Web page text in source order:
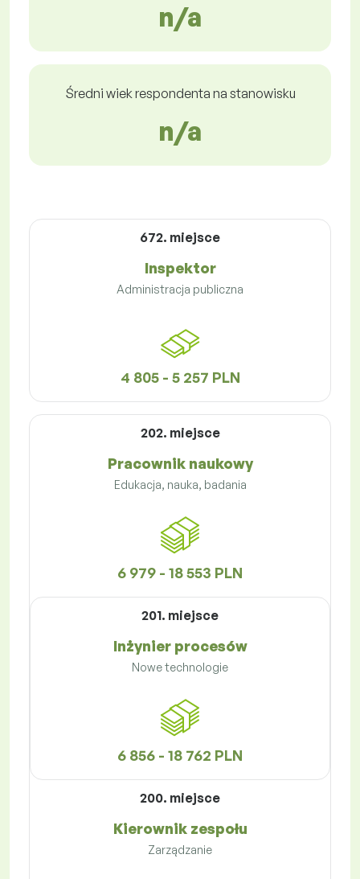
n/a
Średni wiek respondenta na stanowisku
n/a
672. miejsce
Inspektor
Administracja publiczna
4 805 - 5 257 PLN
202. miejsce
Pracownik naukowy
Edukacja, nauka, badania
6 979 - 18 553 PLN
201. miejsce
Inżynier procesów
Nowe technologie
6 856 - 18 762 PLN
200. miejsce
Kierownik zespołu
Zarządzanie